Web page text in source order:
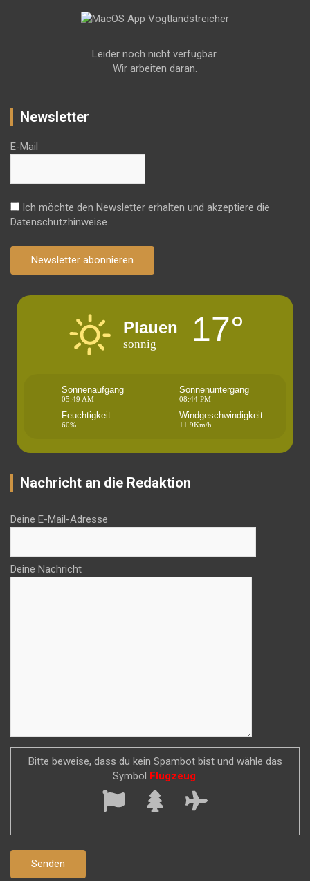
Leider noch nicht verfügbar.
Wir arbeiten daran.
Newsletter
E-Mail
Ich möchte den Newsletter erhalten und akzeptiere die
Datenschutzhinweise.
Newsletter abonnieren
Plauen
sonnig 17°
Sonnenaufgang
05:49 AM
Sonnenuntergang
08:44 PM
Feuchtigkeit
60%
Windgeschwindigkeit
11.9Km/h
Nachricht an die Redaktion
Deine E-Mail-Adresse
Deine Nachricht
Bitte beweise, dass du kein Spambot bist und wähle das
Symbol Flugzeug.